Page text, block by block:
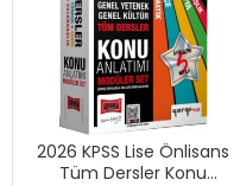
2026 KPSS Lise Önlisans
Tüm Dersler Konu